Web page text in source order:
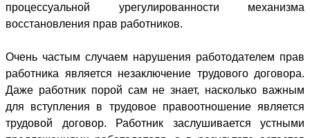
процессуальной урегулированности механизма
восстановления прав работников.
Очень частым случаем нарушения работодателем прав
работника является незаключение трудового договора.
Даже работник порой сам не знает, насколько важным
для вступления в трудовое правоотношение является
трудовой договор. Работник заслушивается устными